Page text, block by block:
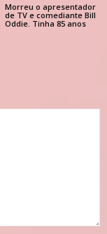
Morreu o apresentador
de TV e comediante Bill
Oddie. Tinha 85 anos